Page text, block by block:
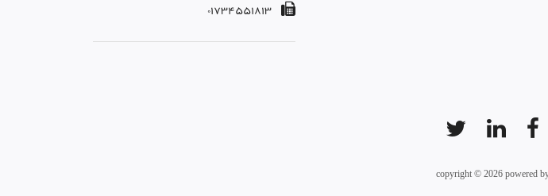
01734551813
copyright © 2026 powered by